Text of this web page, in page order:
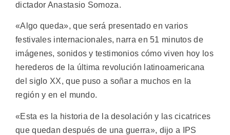
dictador Anastasio Somoza.
«Algo queda», que será presentado en varios
festivales internacionales, narra en 51 minutos de
imágenes, sonidos y testimonios cómo viven hoy los
herederos de la última revolución latinoamericana
del siglo XX, que puso a soñar a muchos en la
región y en el mundo.
«Esta es la historia de la desolación y las cicatrices
que quedan después de una guerra», dijo a IPS